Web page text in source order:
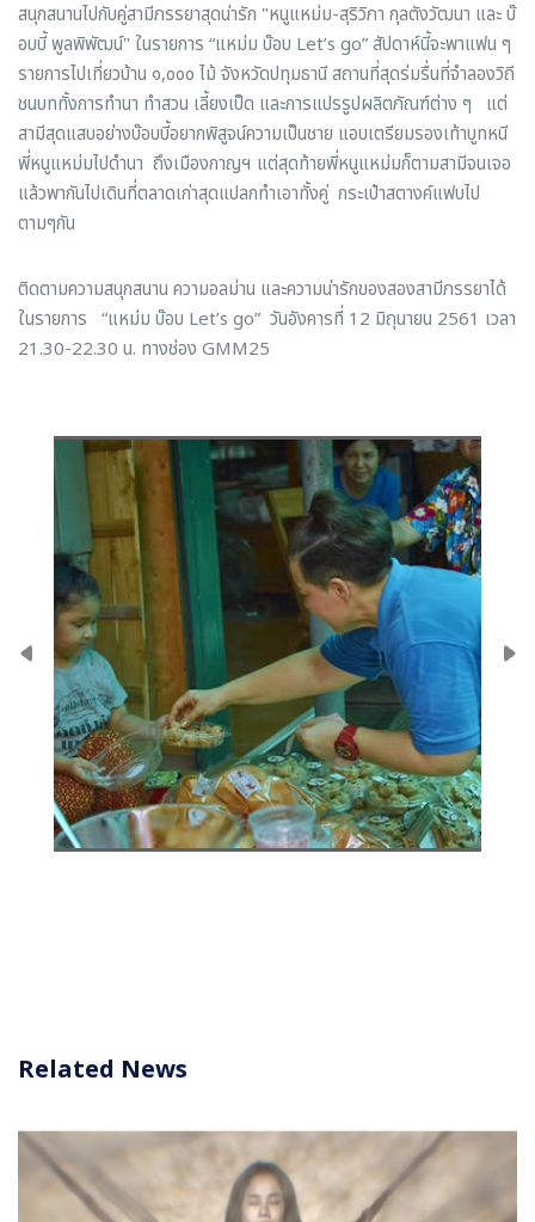
สนุกสนานไปกับคู่สามีภรรยาสุดน่ารัก "หนูแหม่ม-สุริวิภา กุลตังวัฒนา และ บ๊
อบบี้ พูลพิพัฒน์" ในรายการ “แหม่ม บ๊อบ Let’s go” สัปดาห์นี้จะพาแฟน ๆ
รายการไปเที่ยวบ้าน ๑,๐๐๐ ไม้ จังหวัดปทุมธานี สถานที่สุดร่มรื่นที่จำลองวิถี
ชนบททั้งการทำนา ทำสวน เลี้ยงเป็ด และการแปรรูปผลิตภัณฑ์ต่าง ๆ แต่
สามีสุดแสบอย่างบ๊อบบี้อยากพิสูจน์ความเป็นชาย แอบเตรียมรองเท้าบูทหนี
พี่หนูแหม่มไปดำนา ถึงเมืองกาญฯ แต่สุดท้ายพี่หนูแหม่มก็ตามสามีจนเจอ
แล้วพากันไปเดินที่ตลาดเก่าสุดแปลกทำเอาทั้งคู่ กระเป๋าสตางค์แฟบไป
ตามๆกัน
ติดตามความสนุกสนาน ความอลม่าน และความน่ารักของสองสามีภรรยาได้
ในรายการ “แหม่ม บ๊อบ Let’s go” วันอังคารที่ 12 มิถุนายน 2561 เวลา
21.30-22.30 น. ทางช่อง GMM25
Related News